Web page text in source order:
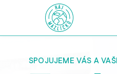
SPOJUJEME VÁS A